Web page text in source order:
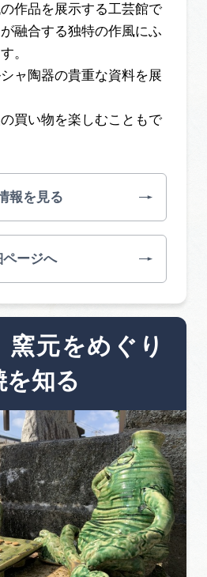
作品を展示する工芸館で
融合する独特の作風にふ
。
ャ陶器の貴重な資料を展
買い物を楽しむこともで
報を見る
ページへ
元をめぐり
を知る